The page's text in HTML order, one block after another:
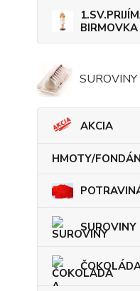
BIRMOVKA
SUROVINY
AKCIA
HMOTY/FONDÁN
SUROVINY